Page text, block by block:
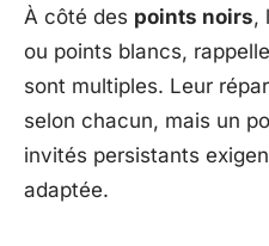
À côté des points noirs,
ou points blancs,
sont multiples. Leur
selon chacun, mais un
invités persistants
adaptée.